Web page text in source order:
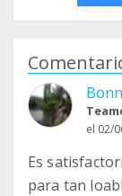
el 02/
Es
para tan